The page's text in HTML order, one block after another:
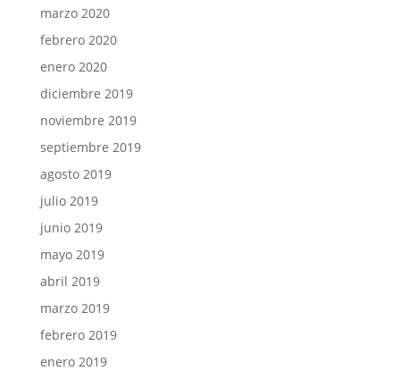
marzo 2020
febrero 2020
enero 2020
diciembre 2019
noviembre 2019
septiembre 2019
agosto 2019
julio 2019
junio 2019
mayo 2019
abril 2019
marzo 2019
febrero 2019
enero 2019